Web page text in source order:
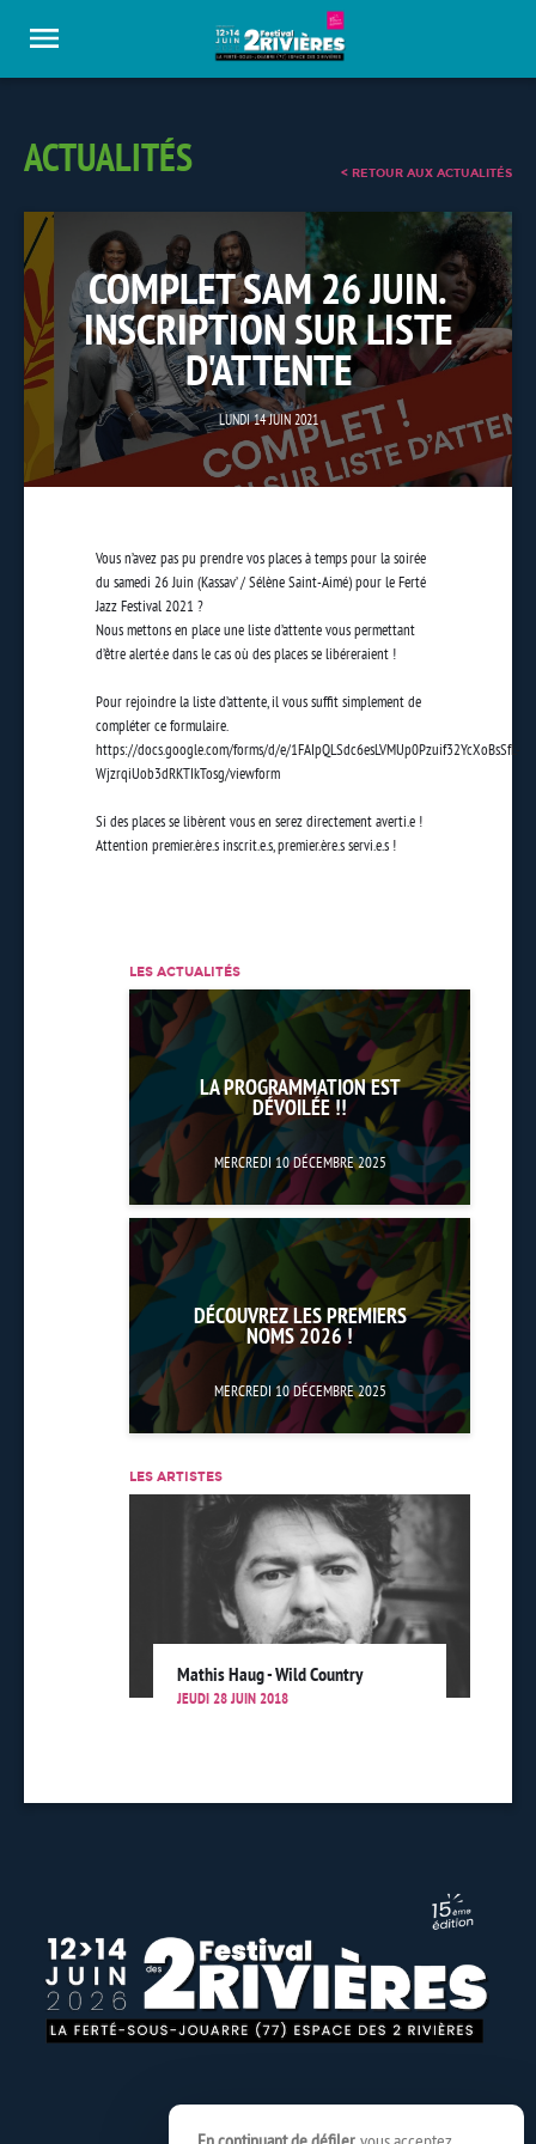
ACTUALITÉS < RETOUR AUX ACTUALITÉS
COMPLET SAM 26 JUIN.
INSCRIPTION SUR LISTE
D'ATTENTE
LUNDI 14 JUIN 2021
Vous n’avez pas pu prendre vos places à temps pour la soirée
du samedi 26 Juin (Kassav’ / Sélène Saint-Aimé) pour le Ferté
Jazz Festival 2021 ?
Nous mettons en place une liste d’attente vous permettant
d’être alerté.e dans le cas où des places se libéreraient !
Pour rejoindre la liste d’attente, il vous suffit simplement de
compléter ce formulaire.
https://docs.google.com/forms/d/e/1FAIpQLSdc6esLVMUp0Pzuif32YcXoBsSfL-
WjzrqiUob3dRKTIkTosg/viewform
Si des places se libèrent vous en serez directement averti.e !
Attention premier.ère.s inscrit.e.s, premier.ère.s servi.e.s !
LES ACTUALITÉS
LA PROGRAMMATION EST
DÉVOILÉE !!
MERCREDI 10 DÉCEMBRE 2025
DÉCOUVREZ LES PREMIERS
NOMS 2026 !
MERCREDI 10 DÉCEMBRE 2025
LES ARTISTES
Mathis Haug - Wild Country
JEUDI 28 JUIN 2018